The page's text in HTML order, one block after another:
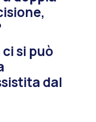
si può
dal